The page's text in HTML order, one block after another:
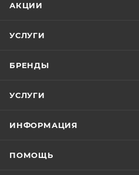
АКЦИИ
УСЛУГИ
БРЕНДЫ
УСЛУГИ
ИНФОРМАЦИЯ
ПОМОЩЬ